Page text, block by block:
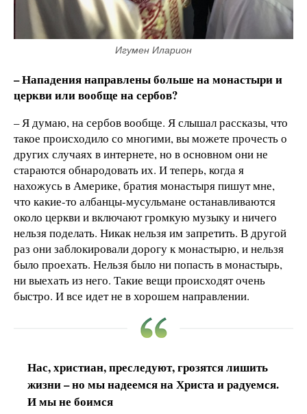
Игумен Иларион
– Нападения направлены больше на монастыри и
церкви или вообще на сербов?
– Я думаю, на сербов вообще. Я слышал рассказы, что
такое происходило со многими, вы можете прочесть о
других случаях в интернете, но в основном они не
стараются обнародовать их. И теперь, когда я
нахожусь в Америке, братия монастыря пишут мне,
что какие-то албанцы-мусульмане останавливаются
около церкви и включают громкую музыку и ничего
нельзя поделать. Никак нельзя им запретить. В другой
раз они заблокировали дорогу к монастырю, и нельзя
было проехать. Нельзя было ни попасть в монастырь,
ни выехать из него. Такие вещи происходят очень
быстро. И все идет не в хорошем направлении.
Нас, христиан, преследуют, грозятся лишить
жизни – но мы надеемся на Христа и радуемся.
И мы не боимся